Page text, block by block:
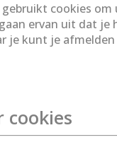
cookies om
ervan uit dat je
je kunt je
cookies